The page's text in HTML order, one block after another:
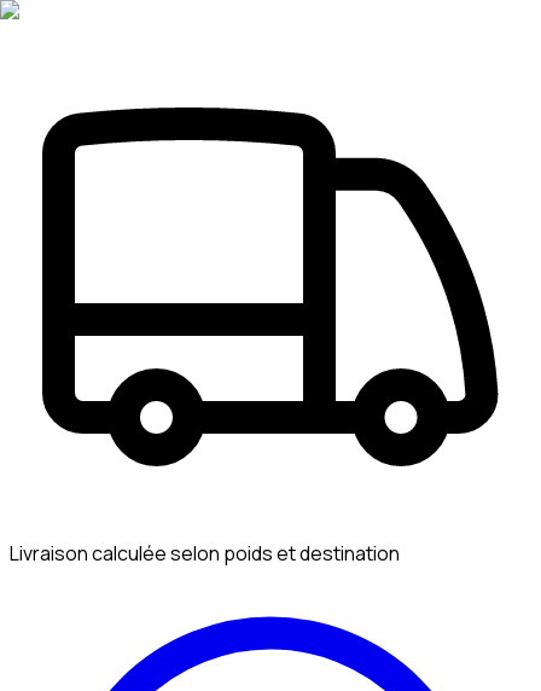
Livraison calculée selon poids et destination